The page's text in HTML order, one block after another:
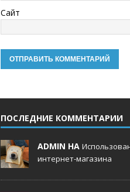
Сайт
ПОСЛЕДНИЕ КОММЕНТАРИИ
ADMIN НА
интернет-магазина